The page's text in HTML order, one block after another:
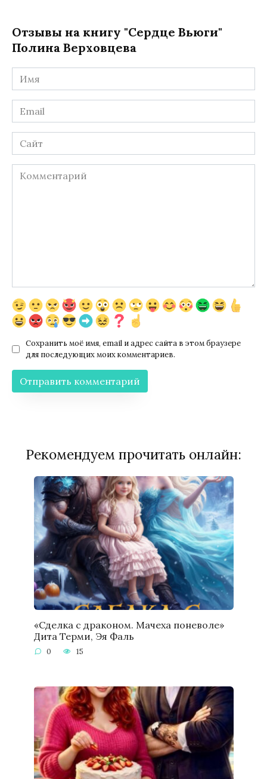
Отзывы на книгу "Сердце Вьюги"
Полина Верховцева
Имя
*
Email
*
Сайт
Комментарий
Сохранить моё имя, email и адрес сайта в этом браузере
для последующих моих комментариев.
Рекомендуем прочитать онлайн:
«Сделка с драконом. Мачеха поневоле»
Дита Терми, Эя Фаль
0 15